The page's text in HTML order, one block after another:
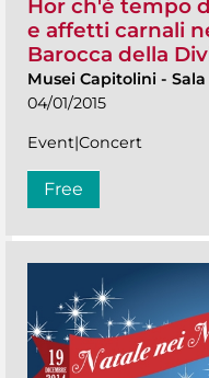
Hor ch'è tempo
e affetti carnali
Barocca della
Musei Capitolini -
04/01/2015
Event|Concert
Free